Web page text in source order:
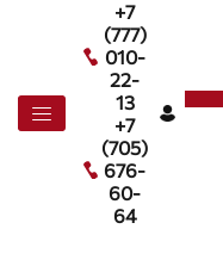
+7
(777)
010-
22-
13
+7
(705)
676-
60-
64